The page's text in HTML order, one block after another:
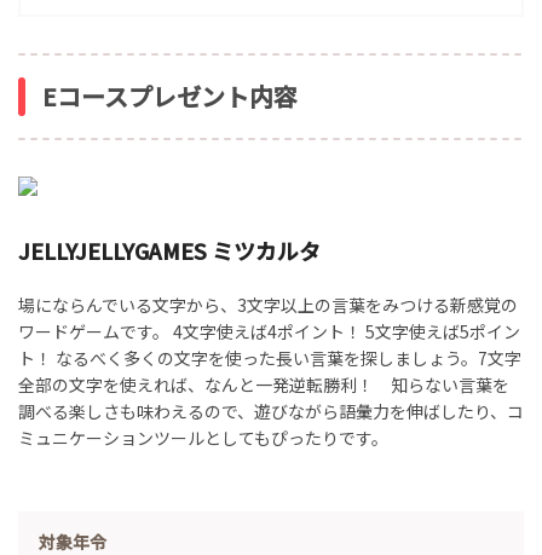
Eコースプレゼント内容
JELLYJELLYGAMES ミツカルタ
場にならんでいる文字から、3文字以上の言葉をみつける新感覚の
ワードゲームです。 4文字使えば4ポイント！ 5文字使えば5ポイン
ト！ なるべく多くの文字を使った長い言葉を探しましょう。7文字
全部の文字を使えれば、なんと一発逆転勝利！ 知らない言葉を
調べる楽しさも味わえるので、遊びながら語彙力を伸ばしたり、コ
ミュニケーションツールとしてもぴったりです。
対象年令